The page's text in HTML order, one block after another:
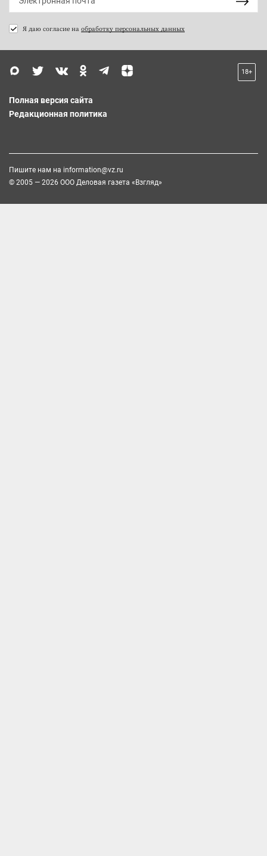
Я даю согласие на обработку персональных данных
18+
Полная версия сайта
Редакционная политика
Пишите нам на information@vz.ru
© 2005 — 2026 ООО Деловая газета «Взгляд»